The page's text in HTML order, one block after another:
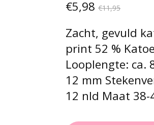
€5,98€11,95
Zacht, gevuld
print 52 %
Looplengte: ca.
12 mm
12 nld Maat 38-